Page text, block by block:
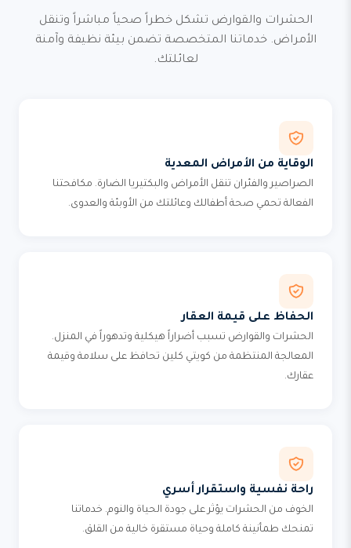
الحشرات والقوارض تشكل خطراً صحياً مباشراً وتنقل
الأمراض. خدماتنا المتخصصة تضمن بيئة نظيفة وآمنة
لعائلتك.
الوقاية من الأمراض المعدية
الصراصير والفئران تنقل الأمراض والبكتيريا الضارة. مكافحتنا
الفعالة تحمي صحة أطفالك وعائلتك من الأوبئة والعدوى.
الحفاظ على قيمة العقار
الحشرات والقوارض تسبب أضراراً هيكلية وتدهوراً في المنزل.
المعالجة المنتظمة من كويتي كلين تحافظ على سلامة وقيمة
عقارك.
راحة نفسية واستقرار أسري
الخوف من الحشرات يؤثر على جودة الحياة والنوم. خدماتنا
تمنحك طمأنينة كاملة وحياة مستقرة خالية من القلق.